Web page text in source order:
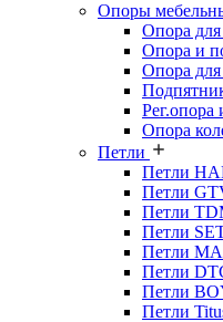
Опоры
Опора
Опора и
Опора
Опора
Петли
Петли
Петли
Петли
Петли
Петли
Петли
Петли
Петли